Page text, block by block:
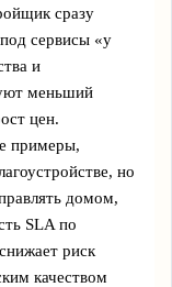
сразу
сервисы «у
и
меньший
цен.
примеры,
но
домом,
SLA по
риск
качеством